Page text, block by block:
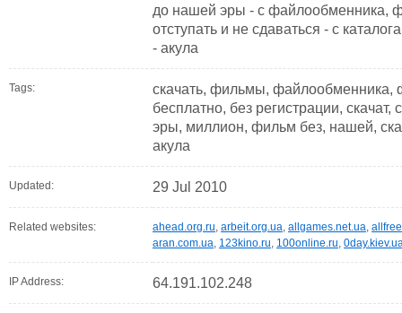
до нашей эры - с файлообменника,
отступать и не сдаваться - с
- акула
Tags:
скачать, фильмы, файлообменника,
бесплатно, без регистрации,
эры, миллион, фильм без, нашей,
акула
Updated: 29 Jul 2010
Related websites: ahead.org.ru, arbeit.org.ua, allgames.net.ua,
aran.com.ua, 123kino.ru, 100online.ru,
IP Address: 64.191.102.248